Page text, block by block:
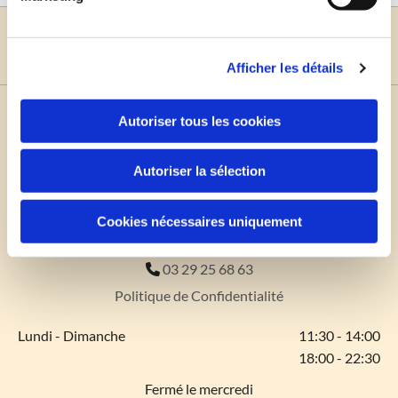
Afficher les détails
Autoriser tous les cookies
Autoriser la sélection
Cookies nécessaires uniquement
O'Kebdo
 7 quai des Iranées
88250 La Bresse
 03 29 25 68 63
Politique de Confidentialité
Lundi - Dimanche
11:30 - 14:00
18:00 - 22:30
Fermé le mercredi